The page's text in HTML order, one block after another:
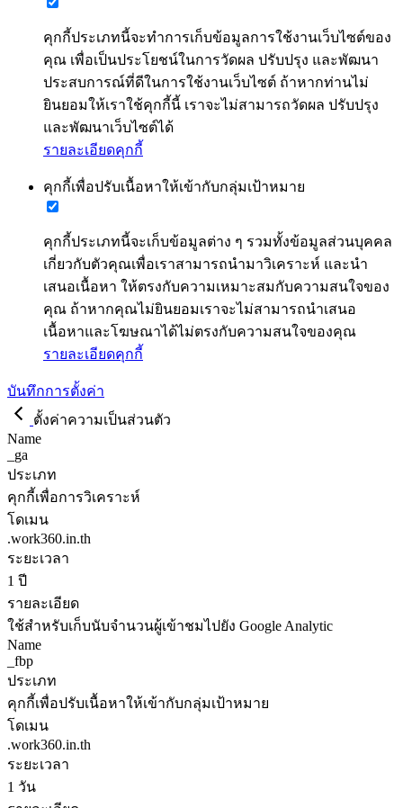
คุกกี้ประเภทนี้จะทำการเก็บข้อมูลการใช้งานเว็บไซต์ของ
คุณ เพื่อเป็นประโยชน์ในการวัดผล ปรับปรุง และพัฒนา
ประสบการณ์ที่ดีในการใช้งานเว็บไซต์ ถ้าหากท่านไม่
ยินยอมให้เราใช้คุกกี้นี้ เราจะไม่สามารถวัดผล ปรับปรุง
และพัฒนาเว็บไซต์ได้
รายละเอียดคุกกี้
คุกกี้เพื่อปรับเนื้อหาให้เข้ากับกลุ่มเป้าหมาย
คุกกี้ประเภทนี้จะเก็บข้อมูลต่าง ๆ รวมทั้งข้อมูลส่วนบุคคล
เกี่ยวกับตัวคุณเพื่อเราสามารถนำมาวิเคราะห์ และนำ
เสนอเนื้อหา ให้ตรงกับความเหมาะสมกับความสนใจของ
คุณ ถ้าหากคุณไม่ยินยอมเราจะไม่สามารถนำเสนอ
เนื้อหาและโฆษณาได้ไม่ตรงกับความสนใจของคุณ
รายละเอียดคุกกี้
บันทึกการตั้งค่า
ตั้งค่าความเป็นส่วนตัว
Name
_ga
ประเภท
คุกกี้เพื่อการวิเคราะห์
โดเมน
.work360.in.th
ระยะเวลา
1 ปี
รายละเอียด
ใช้สำหรับเก็บนับจำนวนผู้เข้าชมไปยัง Google Analytic
Name
_fbp
ประเภท
คุกกี้เพื่อปรับเนื้อหาให้เข้ากับกลุ่มเป้าหมาย
โดเมน
.work360.in.th
ระยะเวลา
1 วัน